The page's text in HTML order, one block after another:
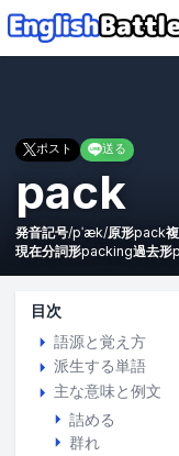
ポスト 送る
pack
発音記号/pˈæk/原形pack
現在分詞形packing過去形
目次
語源と覚え方
派生する単語
主な意味と例文
詰める
群れ